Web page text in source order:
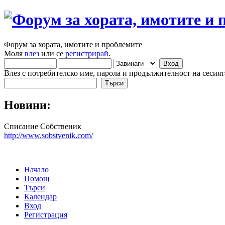
Форум за хората, имотите и проблемите
Моля влез или се регистрирай.
Влез с потребителско име, парола и продължителност на
Новини:
Списание Собственик
http://www.sobstvenik.com/
Начало
Помощ
Търси
Календар
Вход
Регистрация